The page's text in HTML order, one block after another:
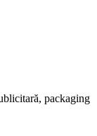
packaging